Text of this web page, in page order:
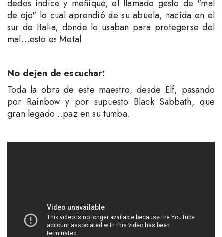
dedos índice y meñique, el llamado gesto de "mal
de ojo" lo cual aprendió de su abuela, nacida en el
sur de Italia, donde lo usaban para protegerse del
mal…esto es Metal
No dejen de escuchar:
Toda la obra de este maestro, desde Elf, pasando
por Rainbow y por supuesto Black Sabbath, que
gran legado…paz en su tumba.